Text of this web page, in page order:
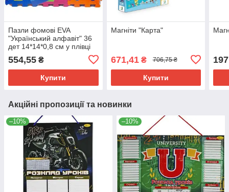
Пазли фомові EVA
"Український алфавіт" 36
дет 14*14*0,8 см у плівці
554,55 ₴
Купити
Магніти "Карта"
671,41₴ 706,75 ₴
Купити
Акційні пропозиції та новинки
–10% –10%